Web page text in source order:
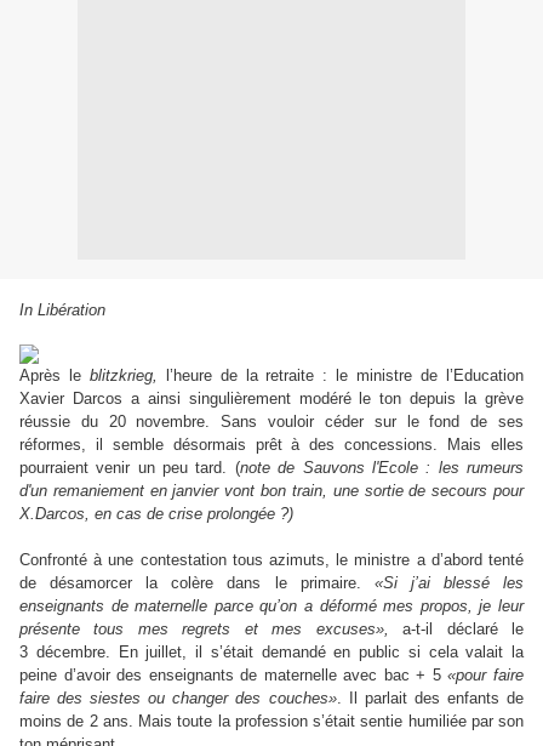
In Libération
Après le blitzkrieg,
l’heure de la retraite : le ministre de l’Education
Xavier Darcos a ainsi singulièrement modéré le ton depuis la grève
réussie du 20 novembre. Sans vouloir céder sur le fond de ses
réformes, il semble désormais prêt à des concessions. Mais elles
pourraient venir un peu tard. (note de Sauvons l'Ecole : les rumeurs
d'un remaniement en janvier vont bon train, une sortie de secours pour
X.Darcos, en cas de crise prolongée ?)
Confronté à une contestation tous azimuts, le ministre a d’abord tenté
de désamorcer la colère dans le primaire. «Si j’ai blessé les
enseignants de maternelle parce qu’on a déformé mes propos, je leur
présente tous mes regrets et mes excuses»,
a-t-il déclaré le
3 décembre. En juillet, il s’était demandé en public si cela valait la
peine d’avoir des enseignants de maternelle avec bac + 5«pour faire
faire des siestes ou changer des couches». Il parlait des enfants de
moins de 2 ans. Mais toute la profession s’était sentie humiliée par son